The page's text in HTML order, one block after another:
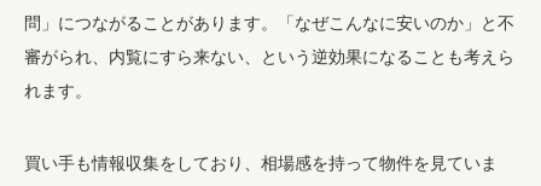
問」につながることがあります。「なぜこんなに安いのか」と不
審がられ、内覧にすら来ない、という逆効果になることも考えら
れます。
買い手も情報収集をしており、相場感を持って物件を見ていま